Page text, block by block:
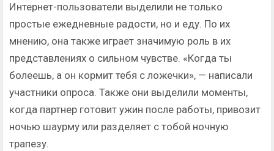
Интернет-пользователи выделили не только
простые ежедневные радости, но и еду. По их
мнению, она также играет значимую роль в их
представлениях о сильном чувстве. «Когда ты
болеешь, а он кормит тебя с ложечки», — написали
участники опроса. Также они выделили моменты,
когда партнер готовит ужин после работы, привозит
ночью шаурму или разделяет с тобой ночную
трапезу.